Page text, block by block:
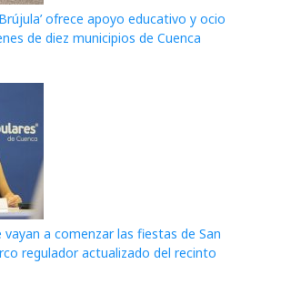
ofrece apoyo educativo y ocio
de diez municipios de Cuenca
vayan a comenzar las fiestas de San
regulador actualizado del recinto